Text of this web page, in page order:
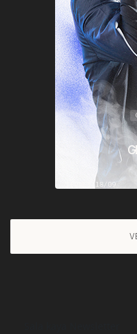
VIERNES 18/09